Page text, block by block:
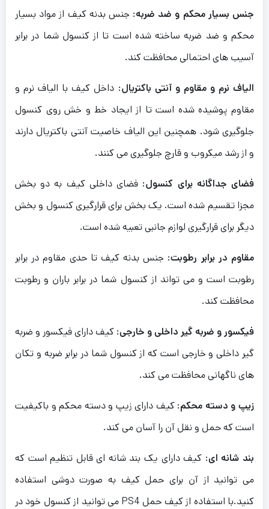
جنس بسیار محکم و ضد ضربه: جنس بدنه کیف از مواد بسیار
محکم و ضد ضربه ساخته شده است تا از کنسول شما در برابر
آسیب های احتمالی محافظت کند.
الیاف نرم و مقاوم و آنتی باکتریال: داخل کیف با الیاف نرم و
مقاوم پوشیده شده است تا از ایجاد خط و خش روی کنسول
جلوگیری شود. همچنین این الیاف خاصیت آنتی باکتریال دارند
و از رشد میکروب و قارچ جلوگیری می کنند.
فضای جداگانه برای کنسول: فضای داخلی کیف به دو بخش
مجزا تقسیم شده است. یک بخش برای قرارگیری کنسول و بخش
دیگر برای قرارگیری لوازم جانبی تعبیه شده است.
مقاوم در برابر رطوبت: جنس بدنه کیف تا حدی مقاوم در برابر
رطوبت است و می تواند از کنسول شما در برابر باران و رطوبت
محافظت کند.
فیکسور و ضربه گیر داخلی و خارجی: کیف دارای فیکسور و ضربه
گیر داخلی و خارجی است که از کنسول شما در برابر ضربه و تکان
های ناگهانی محافظت می کند.
زیپ و دسته محکم: کیف دارای زیپ و دسته محکم و باکیفیت
است که حمل و نقل آن را آسان می کند.
بند شانه ای: کیف دارای یک بند شانه ای قابل تنظیم است که
می توانید از آن برای حمل کیف به صورت دوشی استفاده
کنید.با استفاده از کیف حمل PS4 می توانید از کنسول خود در